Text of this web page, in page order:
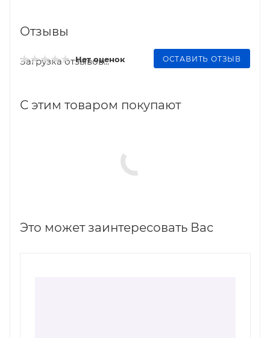
Отзывы
Нет оценок ОСТАВИТЬ ОТЗЫВ
Загрузка отзывов...
С этим товаром покупают
Это может заинтересовать Вас